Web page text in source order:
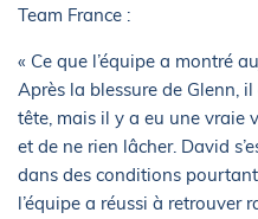
Team France :
« Ce que l’équipe a montré
Après la blessure de Glenn,
tête, mais il y a eu une vraie
et de ne rien lâcher. David
dans des conditions
l’équipe a réussi à retrouver